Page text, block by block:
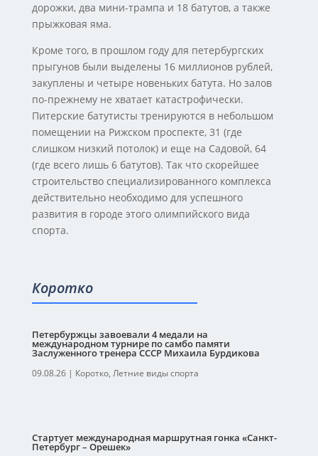
дорожки, два мини-трампа и 18 батутов, а также
прыжковая яма.
Кроме того, в прошлом году для петербургских
прыгунов были выделены 16 миллионов рублей,
закуплены и четыре новеньких батута. Но залов
по-прежнему не хватает катастрофически.
Питерские батутисты тренируются в небольшом
помещении на Рижском проспекте, 31 (где
слишком низкий потолок) и еще на Садовой, 64
(где всего лишь 6 батутов). Так что скорейшее
строительство специализированного комплекса
действительно необходимо для успешного
развития в городе этого олимпийского вида
спорта.
Коротко
Петербуржцы завоевали 4 медали на
международном турнире по самбо памяти
Заслуженного тренера СССР Михаила Бурдикова
09.08.26| Коротко, Летние виды спорта
Стартует международная маршрутная гонка «Санкт-
Петербург – Орешек»